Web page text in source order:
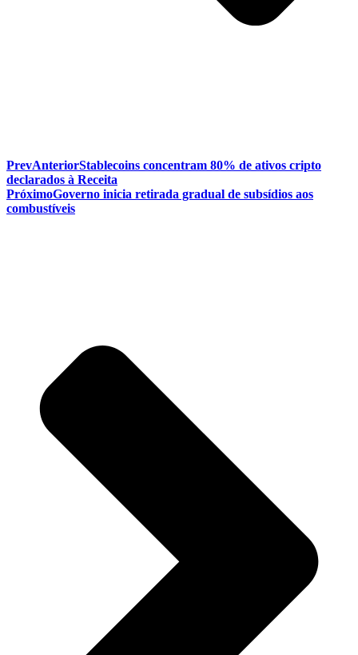
PrevAnteriorStablecoins concentram 80% de ativos cripto
declarados à Receita
PróximoGoverno inicia retirada gradual de subsídios aos
combustíveis